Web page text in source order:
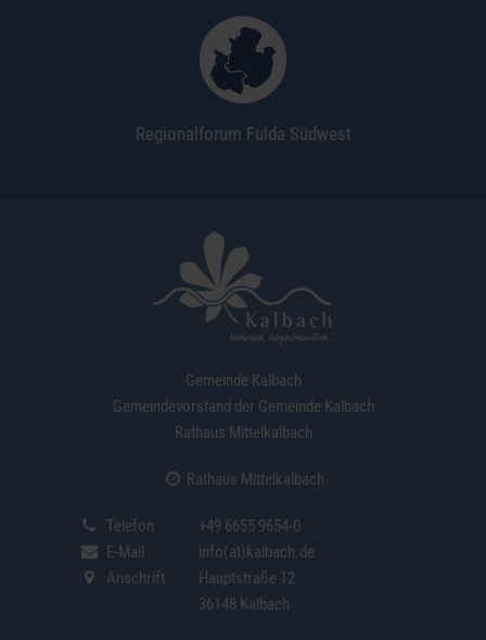
Regionalforum Fulda Südwest
Gemeinde Kalbach
Gemeindevorstand der Gemeinde Kalbach
Rathaus Mittelkalbach
Rathaus Mittelkalbach
Telefon
+49 6655 9654-0
E-Mail
info(at)kalbach.de
Anschrift
Hauptstraße 12
36148 Kalbach